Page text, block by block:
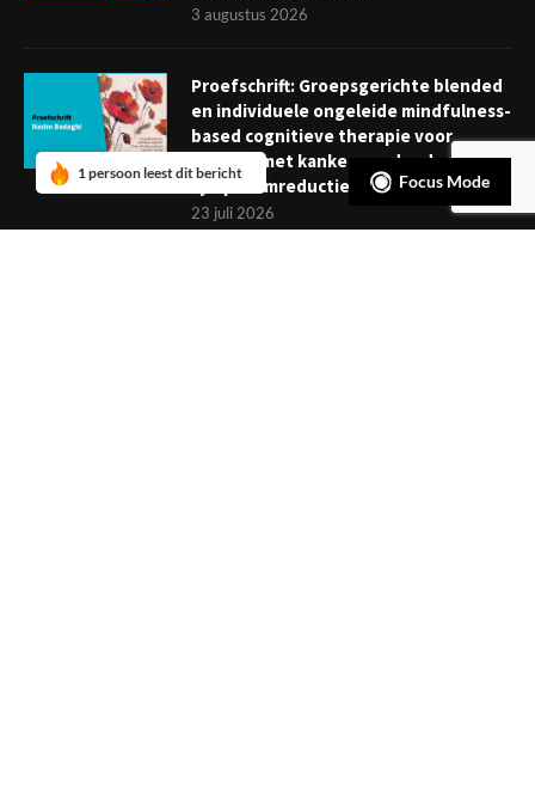
3 augustus 2026
Proefschrift: Groepsgerichte blended
en individuele ongeleide mindfulness-
based cognitieve therapie voor
mensen met kanker: verder dan
symptoomreductie
23 juli 2026
Focus Mode
1 persoon leest dit bericht